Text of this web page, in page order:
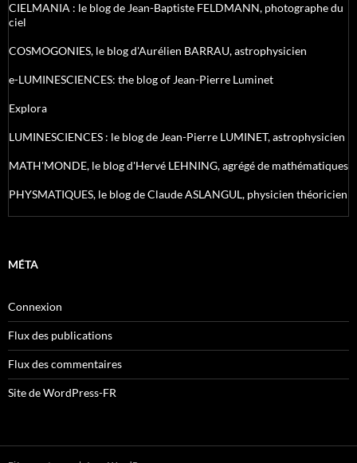
CIELMANIA : le blog de Jean-Baptiste FELDMANN, photographe du
ciel
COSMOGONIES, le blog d'Aurélien BARRAU, astrophysicien
e-LUMINESCIENCES: the blog of Jean-Pierre Luminet
Explora
LUMINESCIENCES : le blog de Jean-Pierre LUMINET, astrophysicien
MATH'MONDE, le blog d'Hervé LEHNING, agrégé de mathématiques
PHYSMATIQUES, le blog de Claude ASLANGUL, physicien théoricien
MÉTA
Connexion
Flux des publications
Flux des commentaires
Site de WordPress-FR